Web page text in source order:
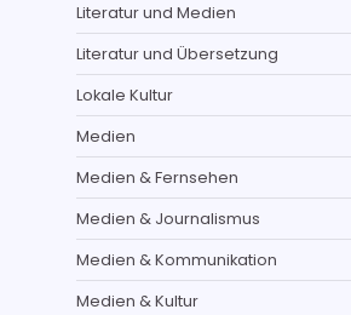
Literatur und Medien
Literatur und Übersetzung
Lokale Kultur
Medien
Medien & Fernsehen
Medien & Journalismus
Medien & Kommunikation
Medien & Kultur